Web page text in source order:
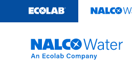
contenu​​​​​​​